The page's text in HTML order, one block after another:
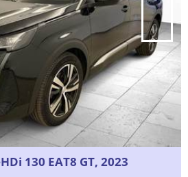
130 EAT8 GT, 2023